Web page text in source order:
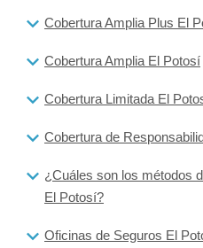
Cobertura Amplia Plus El
Cobertura Amplia El Potosí
Cobertura Limitada El
Cobertura de
¿Cuáles son los métodos
El Potosí?
Oficinas de Seguros El